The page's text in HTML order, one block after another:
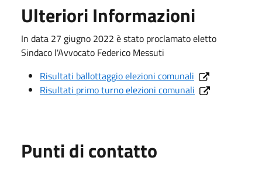
Ulteriori Informazioni
In data 27 giugno 2022 è stato proclamato eletto
Sindaco l'Avvocato Federico Messuti
Risultati ballottaggio elezioni comunali
Risultati primo turno elezioni comunali
Punti di contatto